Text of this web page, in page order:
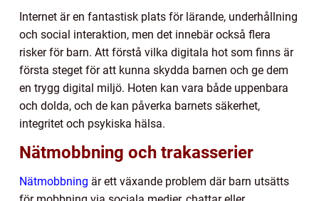
Internet är en fantastisk plats för lärande, underhållning
och social interaktion, men det innebär också flera
risker för barn. Att förstå vilka digitala hot som finns är
första steget för att kunna skydda barnen och ge dem
en trygg digital miljö. Hoten kan vara både uppenbara
och dolda, och de kan påverka barnets säkerhet,
integritet och psykiska hälsa.
Nätmobbning och trakasserier
Nätmobbning är ett växande problem där barn utsätts